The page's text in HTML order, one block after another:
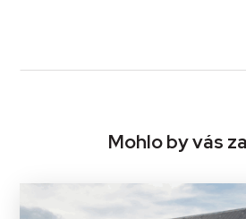
Mohlo by vás